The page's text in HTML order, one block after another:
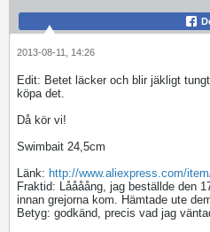
2013-08-11, 14:26
Edit: Betet läcker och blir jäkligt
köpa det.
Då kör vi!
Swimbait 24,5cm
Länk: http://www.aliexpress.com/
Fraktid: Låååång, jag beställde den
innan grejorna kom. Hämtade ute
Betyg: godkänd, precis vad jag